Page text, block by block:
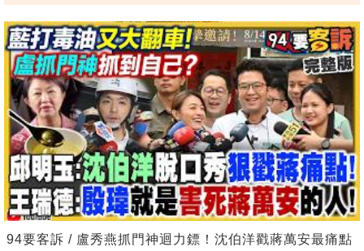
94要客訴 / 盧秀燕抓門神迴力鏢！沈伯洋戳蔣萬安最痛點